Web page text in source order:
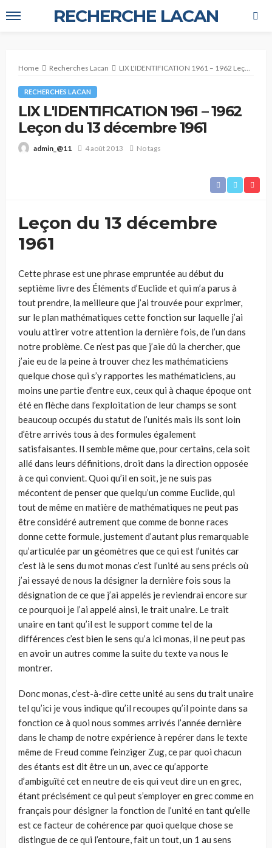
RECHERCHE LACAN
Home Recherches Lacan LIX L'IDENTIFICATION 1961 – 1962 Leçon du 13 décembre 1961
RECHERCHES LACAN
LIX L'IDENTIFICATION 1961 – 1962
Leçon du 13 décembre 1961
admin_@11 4 août 2013 No tags
Leçon du 13 décembre
1961
Cette phrase est une phrase empruntée au début du
septième livre des Éléments d’Euclide et qui m’a parus à
tout prendre, la meilleure que j’ai trouvée pour exprimer,
sur le plan mathématiques cette fonction sur laquelle j’ai
voulu attirer votre attention la dernière fois, de l’un dans
notre problème. Ce n’est pas que j’aie dû la chercher, que
j’aie eu de la peine à trouver chez les mathématiciens
quelque chose qui s’y rapportes les mathématiciens, au
moins une partie d’entre eux, ceux qui à chaque époque ont
été en flèche dans l’exploitation de leur champs se sont
beaucoup occupés du statut de l’unités mais ils sont loin
d’être arrivés tous à des formules également
satisfaisantes. Il semble même que, pour certains, cela soit
allé dans leurs définitions, droit dans la direction opposée
à ce qui convient. Quoi qu’il en soit, je ne suis pas
mécontent de penser que quelqu’un comme Euclide, qui
tout de même en matière de mathématiques ne peut pas
être considéré autrement que comme de bonne races
donne cette formule, justement d’autant plus remarquable
qu’articulée par un géomètres que ce qui est l’unités car
c’est là le sens du mot monas c’est l’unité au sens précis où
j’ai essayé de nous la désigner la dernière fois sous la
désignation de ce que j’ai appelés je reviendrai encore sur
ce pourquoi je l’ai appelé ainsi, le trait unaire. Le trait
unaire en tant qu’il est le support comme tel de la
différences c’est bien le sens qu’a ici monas, il ne peut pas
en avoir un autres comme la suite du texte va nous le
montrer.
Donc monas, c’est-à-dire cette unité au sens du trait unaire
tel qu’ici je vous indique qu’il recoupes qu’il pointe dans sa
fonction ce à quoi nous sommes arrivés l’année dernière
dans le champ de notre expérience à repérer dans le texte
même de Freud comme l’einziger Zug, ce par quoi chacun
des étants est dit être un un, avec ce qu’apporte
d’ambiguïté cet en neutre de eis qui veut dire un en grec,
étant précisément ce qui peut s’employer en grec comme en
français pour désigner la fonction de l’unité en tant qu’elle
est ce facteur de cohérence par quoi quelque chose se
distingue de ce qui l’entoure, fait un tout, un 1 au sens